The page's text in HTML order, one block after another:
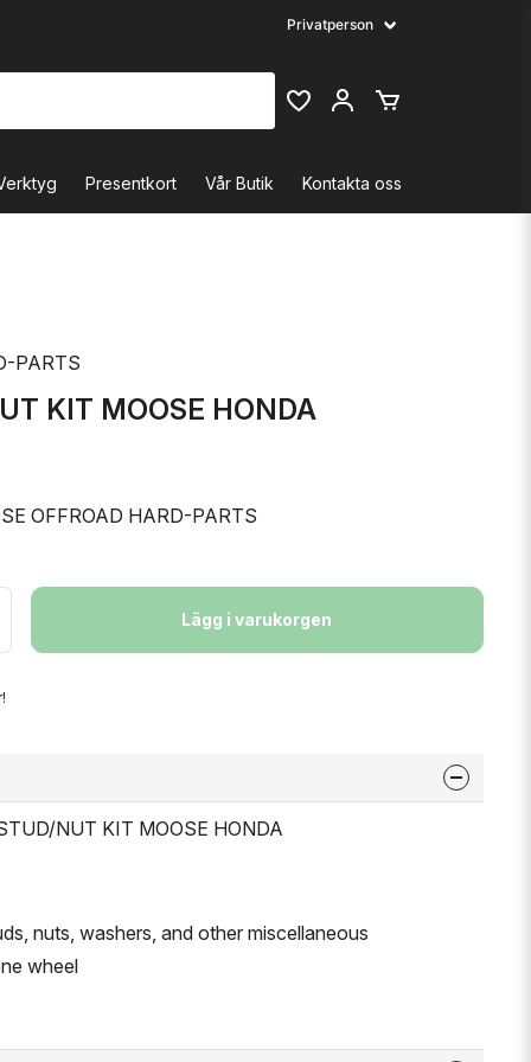
Presentkort Vår Butik Kontakta oss
PARTS
KIT MOOSE HONDA
OFFROAD HARD-PARTS
Lägg i varukorgen
NUT KIT MOOSE HONDA
nuts, washers, and other miscellaneous
wheel